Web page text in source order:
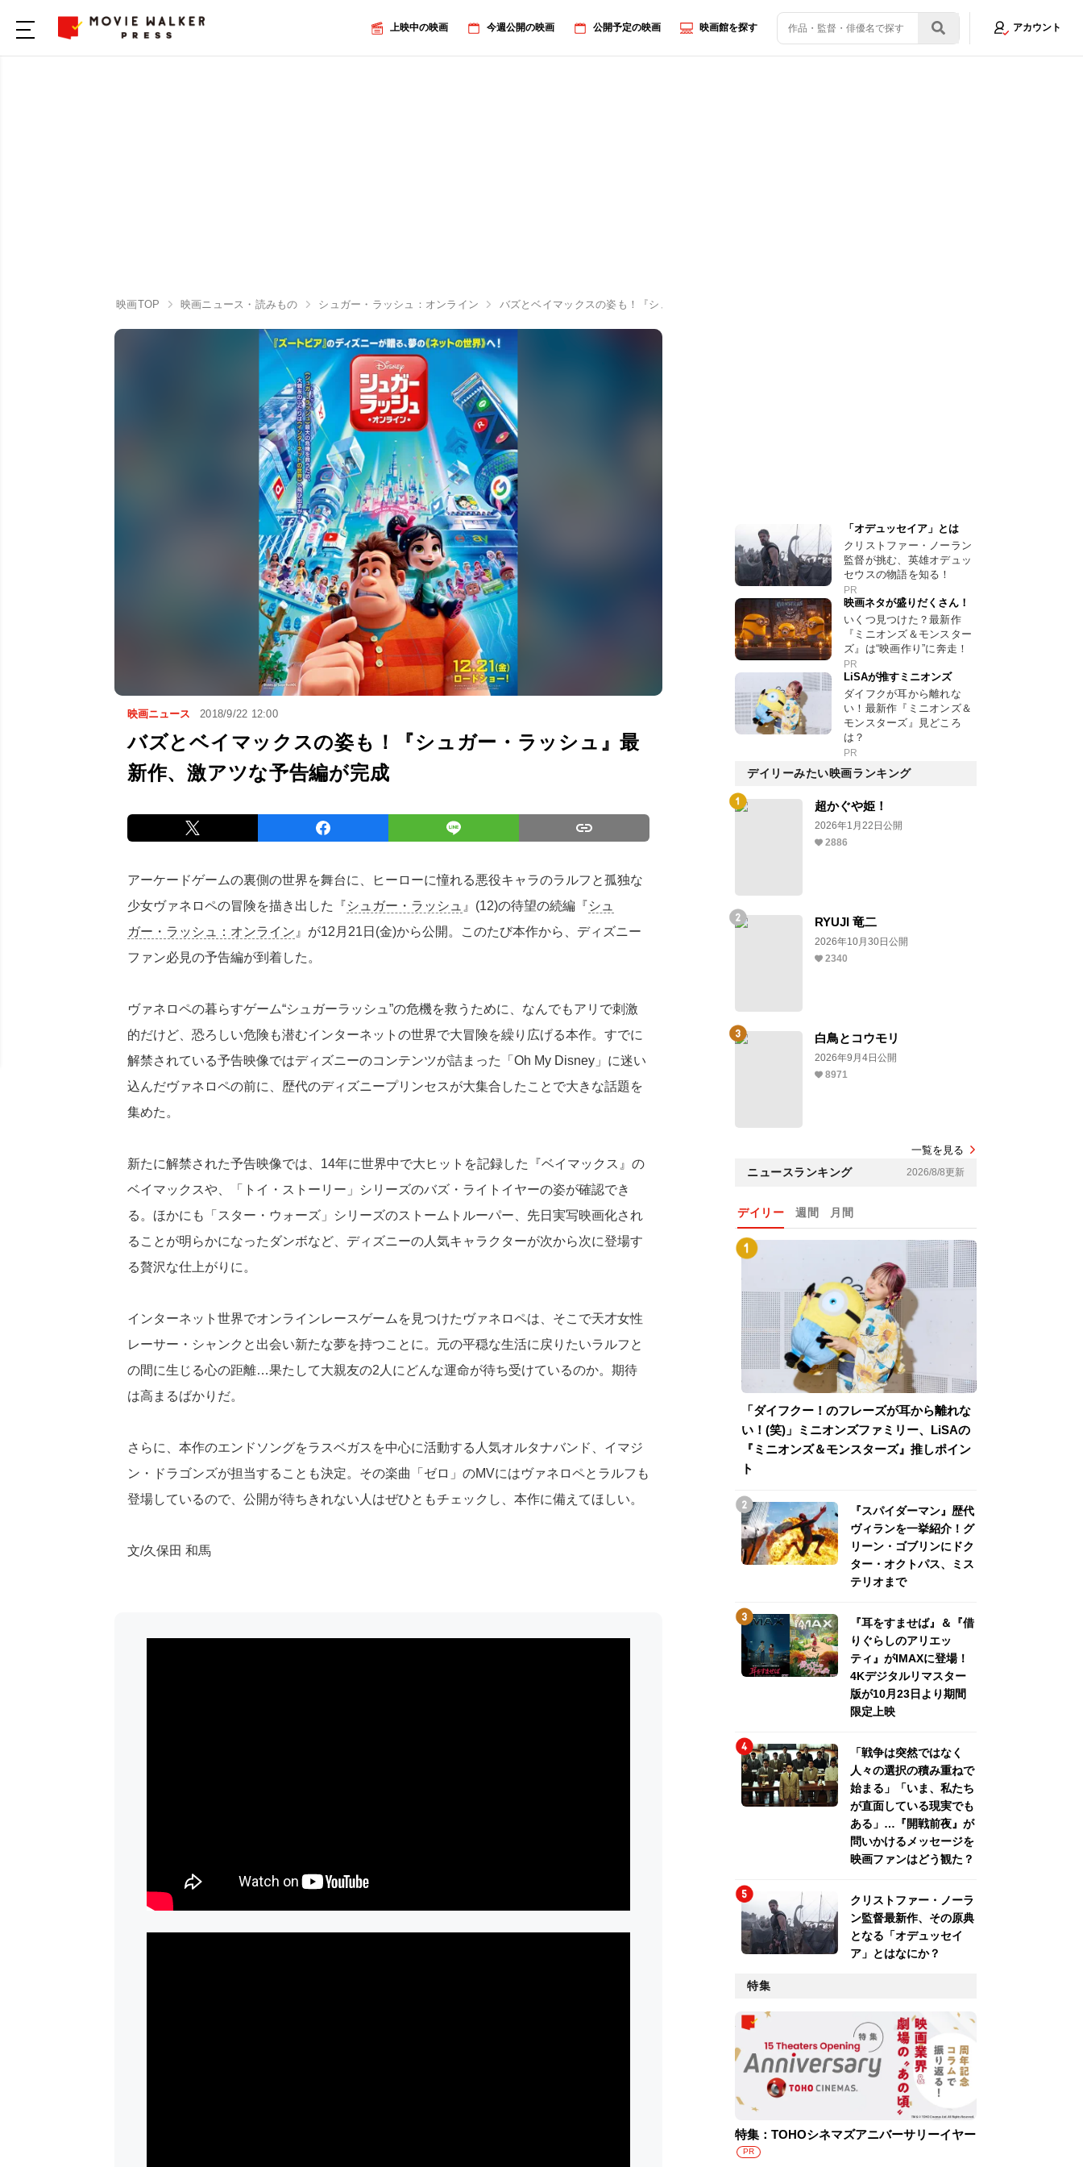
上映中の映画 今週公開の映画 公開予定の映画 映画館を探す アカウント
映画TOP 映画ニュース・読みもの シュガー・ラッシュ：オンライン バズとベイマックスの姿も！『シュガー・ラッシュ』最新作、激アツな予告編が完成
映画ニュース 2018/9/22 12:00
バズとベイマックスの姿も！『シュガー・ラッシュ』最
新作、激アツな予告編が完成
アーケードゲームの裏側の世界を舞台に、ヒーローに憧れる悪役キャラのラルフと孤独な
少女ヴァネロペの冒険を描き出した『シュガー・ラッシュ 』(12)の待望の続編『シュ
ガー・ラッシュ：オンライン 』が12月21日(金)から公開。このたび本作から、ディズニー
ファン必見の予告編が到着した。
ヴァネロペの暮らすゲーム“シュガーラッシュ”の危機を救うために、なんでもアリで刺激
的だけど、恐ろしい危険も潜むインターネットの世界で大冒険を繰り広げる本作。すでに
解禁されている予告映像ではディズニーのコンテンツが詰まった「Oh My Disney」に迷い
込んだヴァネロペの前に、歴代のディズニープリンセスが大集合したことで大きな話題を
集めた。
新たに解禁された予告映像では、14年に世界中で大ヒットを記録した『ベイマックス』の
ベイマックスや、「トイ・ストーリー」シリーズのバズ・ライトイヤーの姿が確認でき
る。ほかにも「スター・ウォーズ」シリーズのストームトルーパー、先日実写映画化され
ることが明らかになったダンボなど、ディズニーの人気キャラクターが次から次に登場す
る贅沢な仕上がりに。
インターネット世界でオンラインレースゲームを見つけたヴァネロペは、そこで天才女性
レーサー・シャンクと出会い新たな夢を持つことに。元の平穏な生活に戻りたいラルフと
の間に生じる心の距離…果たして大親友の2人にどんな運命が待ち受けているのか。期待
は高まるばかりだ。
さらに、本作のエンドソングをラスベガスを中心に活動する人気オルタナバンド、イマジ
ン・ドラゴンズが担当することも決定。その楽曲「ゼロ」のMVにはヴァネロペとラルフも
登場しているので、公開が待ちきれない人はぜひともチェックし、本作に備えてほしい。
文/久保田 和馬
「オデュッセイア」とは
クリストファー・ノーラン
監督が挑む、英雄オデュッ
セウスの物語を知る！
PR
映画ネタが盛りだくさん！
いくつ見つけた？最新作
『ミニオンズ＆モンスター
ズ』は“映画作り”に奔走！
PR
LiSAが推すミニオンズ
ダイフクが耳から離れな
い！最新作『ミニオンズ＆
モンスターズ』見どころ
は？
PR
デイリーみたい映画ランキング
超かぐや姫！
2026年1月22日公開
2886
RYUJI 竜二
2026年10月30日公開
2340
白鳥とコウモリ
2026年9月4日公開
8971
一覧を見る
ニュースランキング 2026/8/8更新
デイリー 週間 月間
「ダイフクー！のフレーズが耳から離れな
い！(笑)」ミニオンズファミリー、LiSAの
『ミニオンズ＆モンスターズ』推しポイン
ト
『スパイダーマン』歴代
ヴィランを一挙紹介！グ
リーン・ゴブリンにドク
ター・オクトパス、ミス
テリオまで
『耳をすませば』＆『借
りぐらしのアリエッ
ティ』がIMAXに登場！
4Kデジタルリマスター
版が10月23日より期間
限定上映
「戦争は突然ではなく
人々の選択の積み重ねで
始まる」「いま、私たち
が直面している現実でも
ある」…『開戦前夜』が
問いかけるメッセージを
映画ファンはどう観た？
クリストファー・ノーラ
ン監督最新作、その原典
となる「オデュッセイ
ア」とはなにか？
特集
特集：TOHOシネマズアニバーサリーイヤー
PR